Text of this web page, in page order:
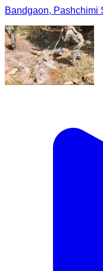
Bandgaon, Pashchimi